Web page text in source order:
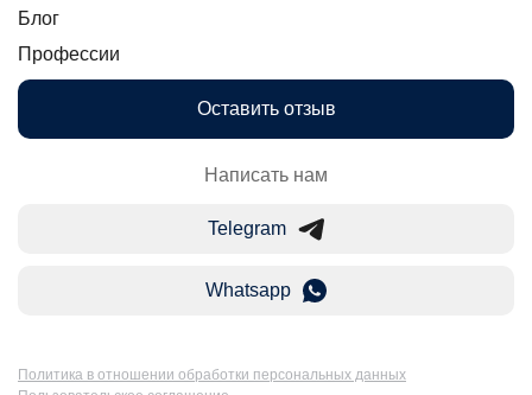
Блог
Профессии
Оставить отзыв
Написать нам
Telegram
Whatsapp
Политика в отношении обработки персональных данных